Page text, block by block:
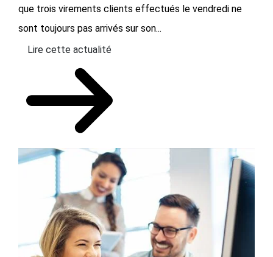
que trois virements clients effectués le vendredi ne
sont toujours pas arrivés sur son...
Lire cette actualité